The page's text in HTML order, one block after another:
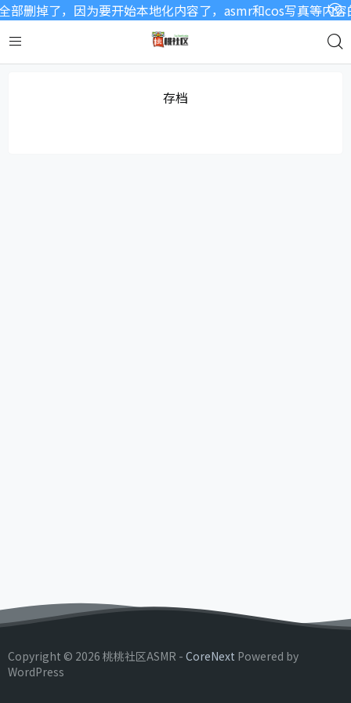
删掉了，因为要开始本地化内容了，asmr和cos写真等内
存档
Copyright © 2026 桃桃社区ASMR - CoreNext Powered by
WordPress